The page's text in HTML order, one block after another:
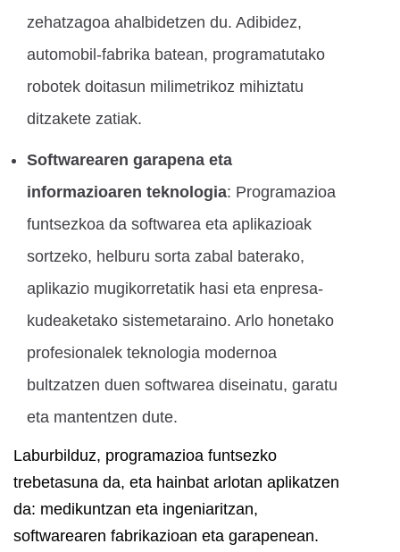
zehatzagoa ahalbidetzen du. Adibidez,
automobil-fabrika batean, programatutako
robotek doitasun milimetrikoz mihiztatu
ditzakete zatiak.
Softwarearen garapena eta
informazioaren teknologia: Programazioa
funtsezkoa da softwarea eta aplikazioak
sortzeko, helburu sorta zabal baterako,
aplikazio mugikorretatik hasi eta enpresa-
kudeaketako sistemetaraino. Arlo honetako
profesionalek teknologia modernoa
bultzatzen duen softwarea diseinatu, garatu
eta mantentzen dute.
Laburbilduz, programazioa funtsezko
trebetasuna da, eta hainbat arlotan aplikatzen
da: medikuntzan eta ingeniaritzan,
softwarearen fabrikazioan eta garapenean.